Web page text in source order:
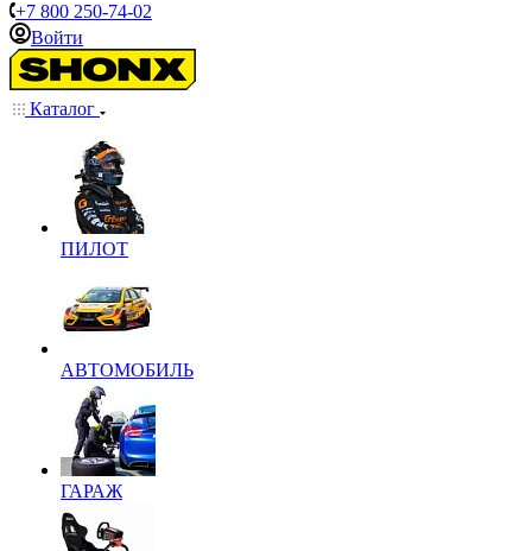
+7 800 250-74-02
Войти
Каталог
ПИЛОТ
АВТОМОБИЛЬ
ГАРАЖ